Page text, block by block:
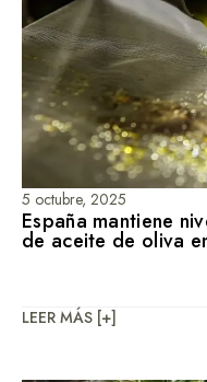
5 octubre, 2025
España mantiene
de aceite de oliva
LEER MÁS [+]